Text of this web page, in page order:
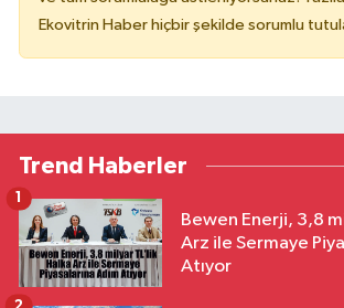
Ekovitrin Haber hiçbir şekilde sorumlu
Trend Haberler
Bewen Enerji, 3,8
Arz ile Sermaye
Atıyor
1